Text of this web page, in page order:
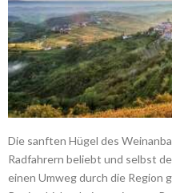
Die sanften Hügel des
Radfahrern beliebt und selbst
einen Umweg durch die Region